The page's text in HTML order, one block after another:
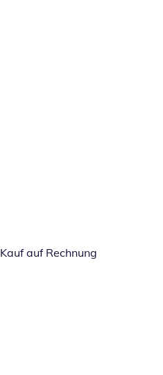
Kauf auf Rechnung